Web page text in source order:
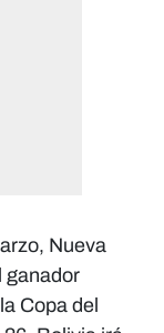
Nueva
ganador
Copa del